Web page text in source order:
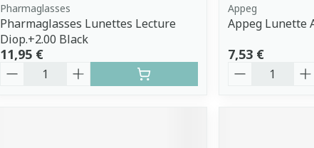
Pharmaglasses
Pharmaglasses Lunettes Lecture
Diop.+2.00 Black
11,95 €
Quantité
Appeg
Appeg Lunette
7,53 €
Quantité